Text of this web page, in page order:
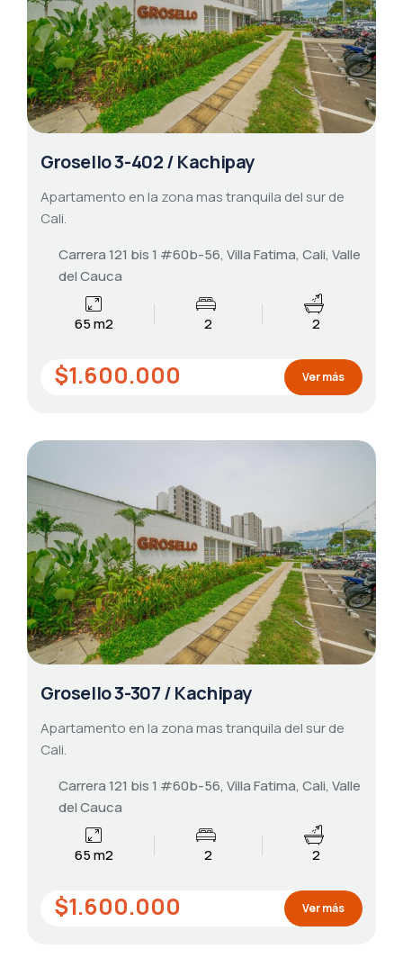
Grosello 3-402 / Kachipay
Apartamento en la zona mas tranquila del sur de
Cali.
Carrera 121 bis 1 #60b-56, Villa Fatima, Cali, Valle
del Cauca
65 m2 2 2
$1.600.000 Ver más
Grosello 3-307 / Kachipay
Apartamento en la zona mas tranquila del sur de
Cali.
Carrera 121 bis 1 #60b-56, Villa Fatima, Cali, Valle
del Cauca
65 m2 2 2
$1.600.000 Ver más